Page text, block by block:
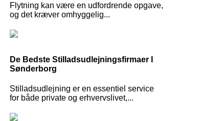
Flytning kan være en udfordrende opgave,
og det kræver omhyggelig...
De Bedste Stilladsudlejningsfirmaer I
Sønderborg
Stilladsudlejning er en essentiel service
for både private og erhvervslivet,...